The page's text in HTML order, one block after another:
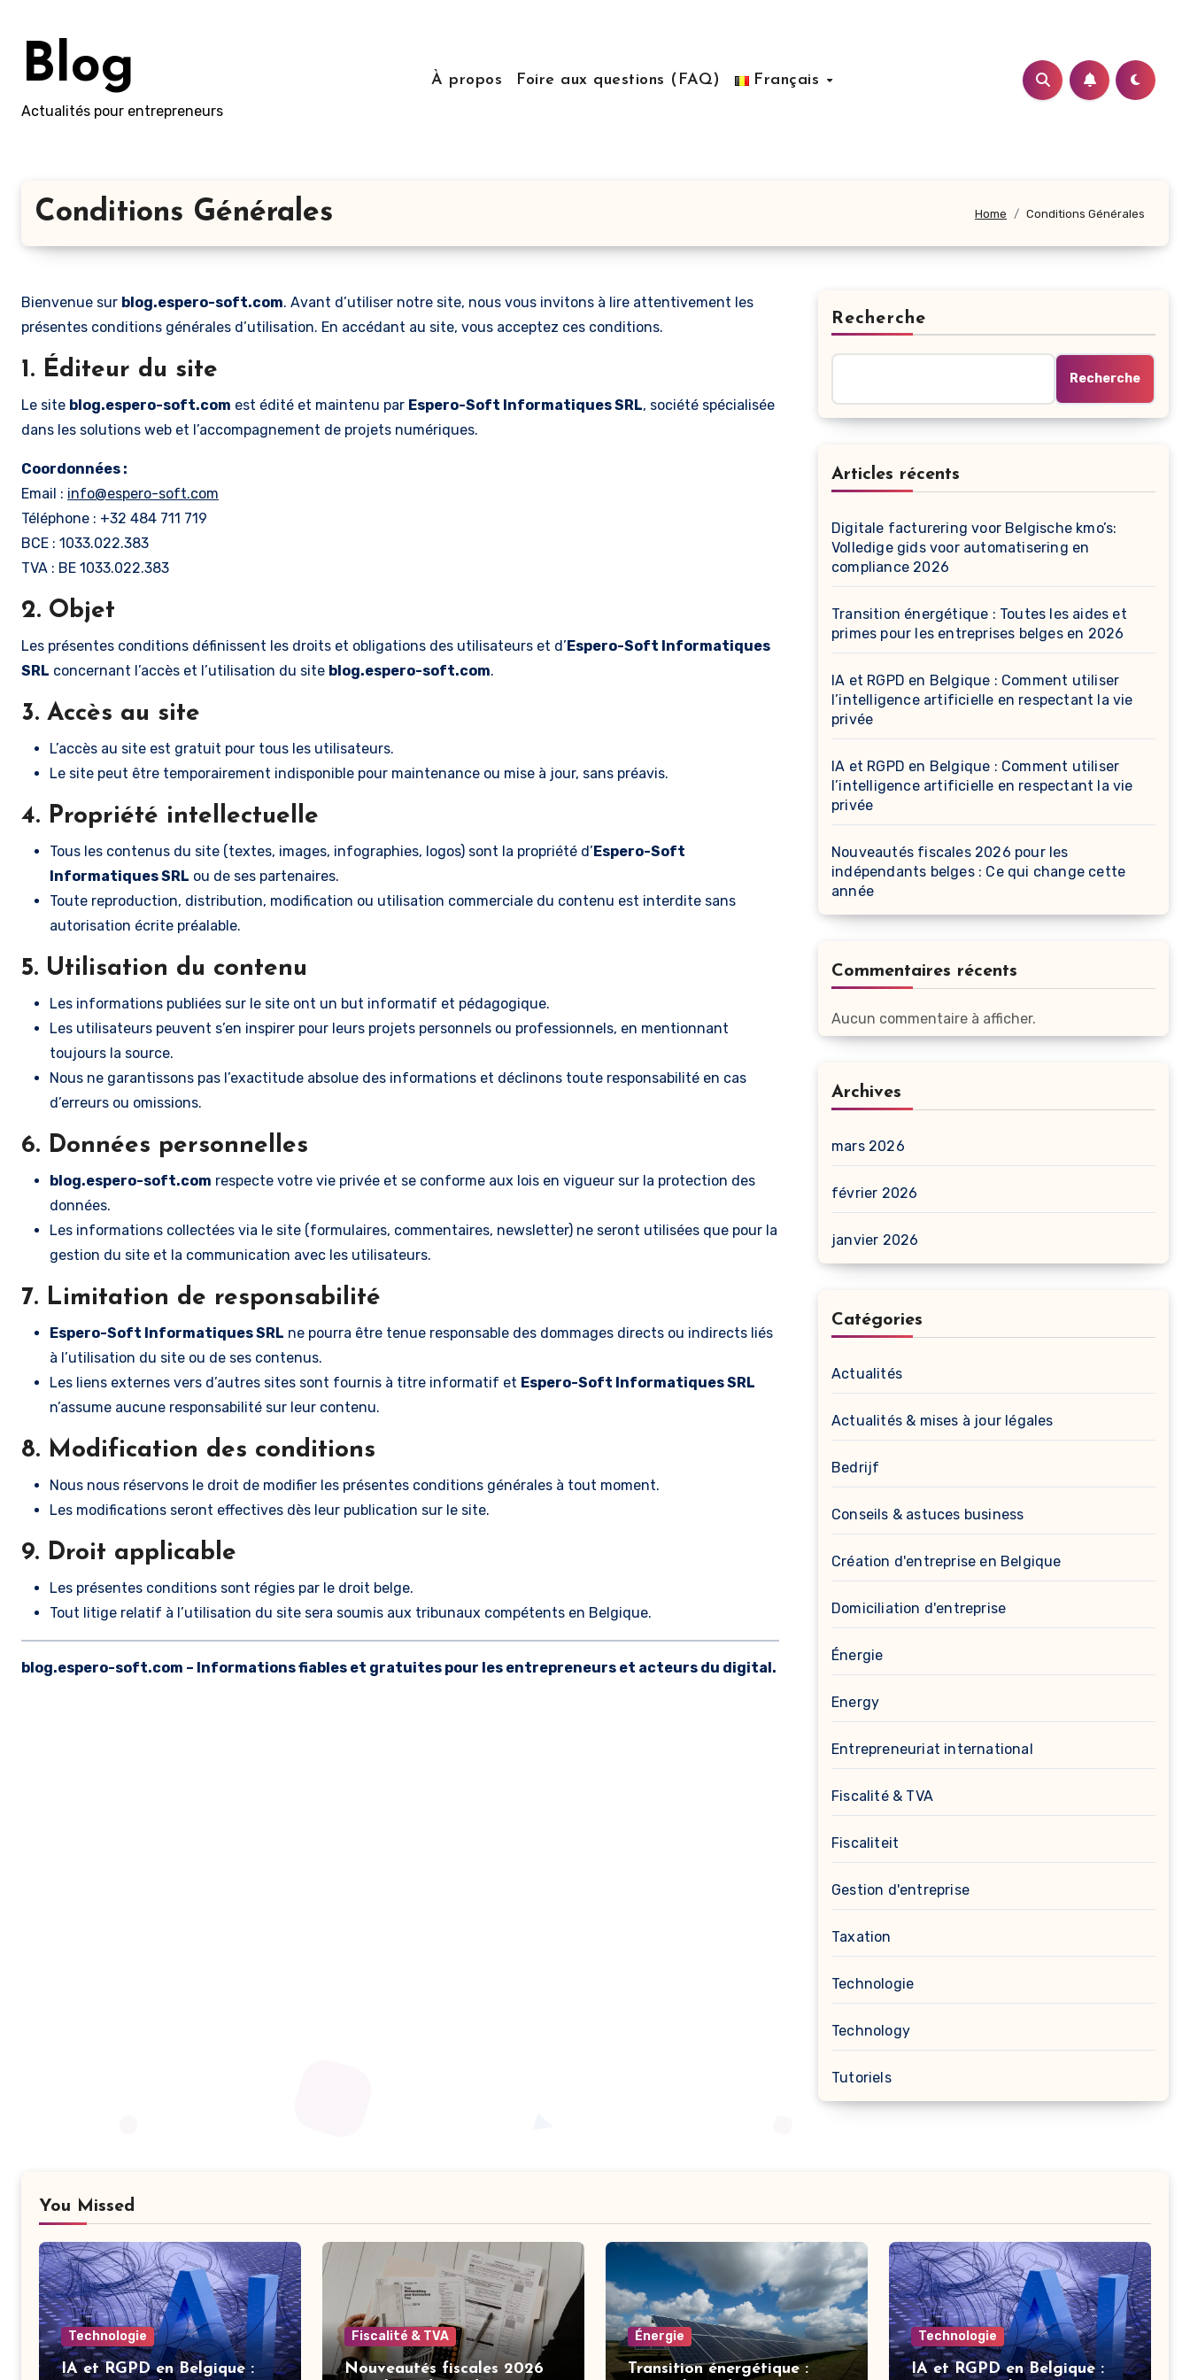
contentBlog
Actualités pour entrepreneurs
À propos Foire aux questions (FAQ) Français
Conditions Générales Home Conditions Générales
Bienvenue sur blog.espero-soft.com. Avant d’utiliser notre site, nous vous invitons à lire attentivement les
présentes conditions générales d’utilisation. En accédant au site, vous acceptez ces conditions.
1. Éditeur du site
Le site blog.espero-soft.com est édité et maintenu par Espero-Soft Informatiques SRL, société spécialisée
dans les solutions web et l’accompagnement de projets numériques.
Coordonnées :
Email : info@espero-soft.com
Téléphone : +32 484 711 719
BCE : 1033.022.383
TVA : BE 1033.022.383
2. Objet
Les présentes conditions définissent les droits et obligations des utilisateurs et d’Espero-Soft Informatiques
SRL concernant l’accès et l’utilisation du site blog.espero-soft.com.
3. Accès au site
L’accès au site est gratuit pour tous les utilisateurs.
Le site peut être temporairement indisponible pour maintenance ou mise à jour, sans préavis.
4. Propriété intellectuelle
Tous les contenus du site (textes, images, infographies, logos) sont la propriété d’Espero-Soft
Informatiques SRL ou de ses partenaires.
Toute reproduction, distribution, modification ou utilisation commerciale du contenu est interdite sans
autorisation écrite préalable.
5. Utilisation du contenu
Les informations publiées sur le site ont un but informatif et pédagogique.
Les utilisateurs peuvent s’en inspirer pour leurs projets personnels ou professionnels, en mentionnant
toujours la source.
Nous ne garantissons pas l’exactitude absolue des informations et déclinons toute responsabilité en cas
d’erreurs ou omissions.
6. Données personnelles
blog.espero-soft.com respecte votre vie privée et se conforme aux lois en vigueur sur la protection des
données.
Les informations collectées via le site (formulaires, commentaires, newsletter) ne seront utilisées que pour la
gestion du site et la communication avec les utilisateurs.
7. Limitation de responsabilité
Espero-Soft Informatiques SRL ne pourra être tenue responsable des dommages directs ou indirects liés
à l’utilisation du site ou de ses contenus.
Les liens externes vers d’autres sites sont fournis à titre informatif et Espero-Soft Informatiques SRL
n’assume aucune responsabilité sur leur contenu.
8. Modification des conditions
Nous nous réservons le droit de modifier les présentes conditions générales à tout moment.
Les modifications seront effectives dès leur publication sur le site.
9. Droit applicable
Les présentes conditions sont régies par le droit belge.
Tout litige relatif à l’utilisation du site sera soumis aux tribunaux compétents en Belgique.
blog.espero-soft.com – Informations fiables et gratuites pour les entrepreneurs et acteurs du digital.
Recherche
Recherche
Articles récents
Digitale facturering voor Belgische kmo’s:
Volledige gids voor automatisering en
compliance 2026
Transition énergétique : Toutes les aides et
primes pour les entreprises belges en 2026
IA et RGPD en Belgique : Comment utiliser
l’intelligence artificielle en respectant la vie
privée
IA et RGPD en Belgique : Comment utiliser
l’intelligence artificielle en respectant la vie
privée
Nouveautés fiscales 2026 pour les
indépendants belges : Ce qui change cette
année
Commentaires récents
Aucun commentaire à afficher.
Archives
mars 2026
février 2026
janvier 2026
Catégories
Actualités
Actualités & mises à jour légales
Bedrijf
Conseils & astuces business
Création d'entreprise en Belgique
Domiciliation d'entreprise
Énergie
Energy
Entrepreneuriat international
Fiscalité & TVA
Fiscaliteit
Gestion d'entreprise
Taxation
Technologie
Technology
Tutoriels
You Missed
Technologie
IA et RGPD en Belgique :
Fiscalité & TVA
Nouveautés fiscales 2026
Énergie
Transition énergétique :
Technologie
IA et RGPD en Belgique :